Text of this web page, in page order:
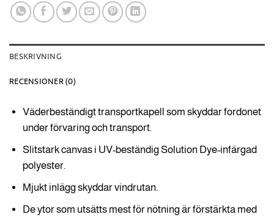
BESKRIVNING
RECENSIONER (0)
Väderbeständigt transportkapell som skyddar fordonet
under förvaring och transport.
Slitstark canvas i UV-beständig Solution Dye-infärgad
polyester.
Mjukt inlägg skyddar vindrutan.
De ytor som utsätts mest för nötning är förstärkta med